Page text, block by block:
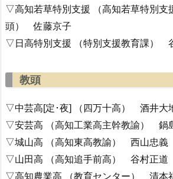
▽高知若草特別支援 （高知若草特別支
頭） 佐藤京子
▽日高特別支援 （特別支援教育課）
教頭
▽中芸高[定･夜] （四万十高） 酒井大
▽安芸高 （高知工業高主幹教諭） 鍋
▽城山高 （高知東高教諭） 西山忠義
▽山田高 （高知追手前高） 谷村正道
▽高知農業高 （教育センター） 清本